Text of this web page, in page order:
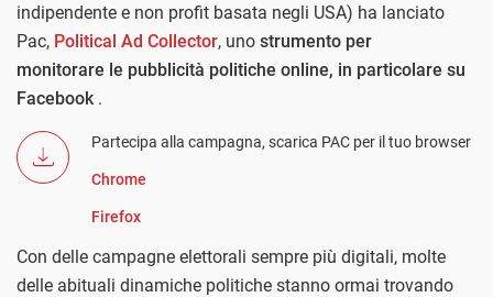
indipendente e non profit basata negli USA) ha lanciato
Pac, Political Ad Collector, uno strumento per
monitorare le pubblicità politiche online, in particolare su
Facebook .
Partecipa alla campagna, scarica PAC per il tuo browser
Chrome
Firefox
Con delle campagne elettorali sempre più digitali, molte
delle abituali dinamiche politiche stanno ormai trovando